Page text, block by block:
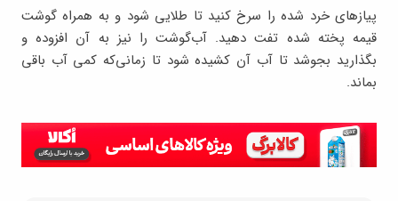
پیازهای خرد شده را سرخ کنید تا طلایی شود و به همراه گوشت
قیمه پخته شده تفت دهید. آب‌گوشت را نیز به آن افزوده و
بگذارید بجوشد تا آب آن کشیده شود تا زمانی‌که کمی آب باقی
بماند.